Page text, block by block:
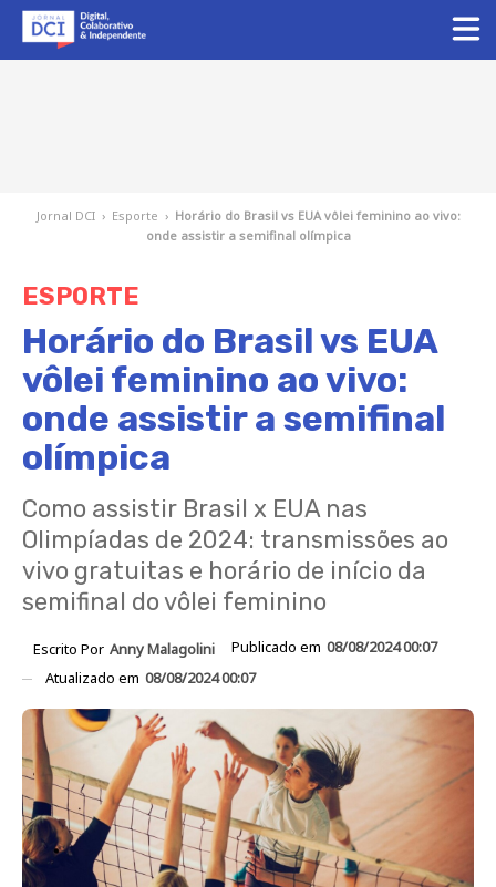
Jornal DCI › Esporte › Horário do Brasil vs EUA vôlei feminino ao vivo:
onde assistir a semifinal olímpica
ESPORTE
Horário do Brasil vs EUA
vôlei feminino ao vivo:
onde assistir a semifinal
olímpica
Como assistir Brasil x EUA nas
Olimpíadas de 2024: transmissões ao
vivo gratuitas e horário de início da
semifinal do vôlei feminino
Escrito Por Anny Malagolini Publicado em 08/08/2024 00:07
Atualizado em 08/08/2024 00:07